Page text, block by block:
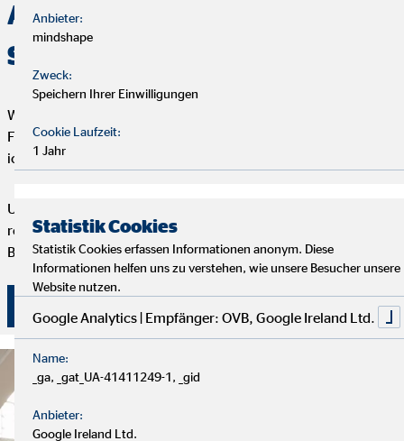
Analyse, Beratung und
Service
Wir starten mit einem entspannten Analysegespräch, um deine
Finanzen und Ziele kennenzulernen. Anschließend präsentiere
ich dir maßgeschneiderte Finanzlösungen.
Um deine Finanzplanung aktuell zu halten, bieten wir
regelmäßige Servicegespräche an. Vertrauen und persönliche
Betreuung stehen bei uns an erster Stelle.
Anbieter:
mindshape
Zweck:
Speichern Ihrer Einwilligungen
Cookie Laufzeit:
1 Jahr
Statistik Cookies
Statistik Cookies erfassen Informationen anonym. Diese
Informationen helfen uns zu verstehen, wie unsere Besucher unsere
Website nutzen.
Google Analytics | Empfänger: OVB, Google Ireland Ltd.
Name:
_ga, _gat_UA-41411249-1, _gid
Anbieter:
Google Ireland Ltd.